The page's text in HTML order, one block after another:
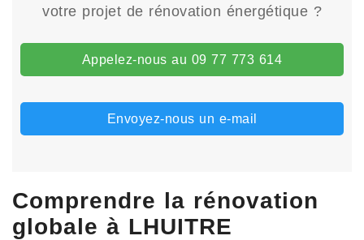
votre projet de rénovation énergétique ?
Appelez-nous au 09 77 773 614
Envoyez-nous un e-mail
Comprendre la rénovation
globale à LHUITRE